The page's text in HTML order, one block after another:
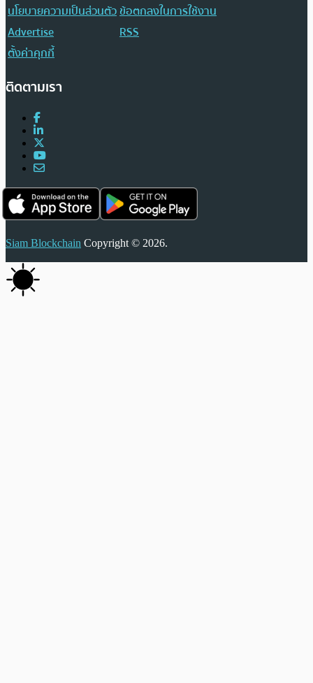
นโยบายความเป็นส่วนตัวข้อตกลงในการใช้งาน
Advertise
RSS
ตั้งค่าคุกกี้
ติดตามเรา
Siam Blockchain Copyright © 2026.